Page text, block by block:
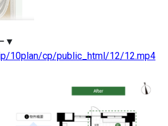
▼
10plan/cp/public_html/12/12.mp4